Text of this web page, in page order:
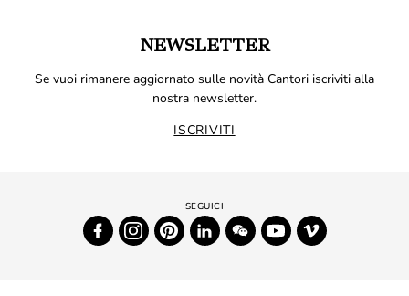
NEWSLETTER
Se vuoi rimanere aggiornato sulle novità Cantori iscriviti alla
nostra newsletter.
ISCRIVITI